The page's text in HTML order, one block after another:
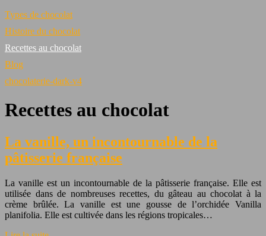
Types de chocolat
Histoire du chocolat
Recettes au chocolat
Blog
chocolaterie-dark-v4
Recettes au chocolat
La vanille, un incontournable de la
pâtisserie française
La vanille est un incontournable de la pâtisserie française. Elle est
utilisée dans de nombreuses recettes, du gâteau au chocolat à la
crème brûlée. La vanille est une gousse de l’orchidée Vanilla
planifolia. Elle est cultivée dans les régions tropicales…